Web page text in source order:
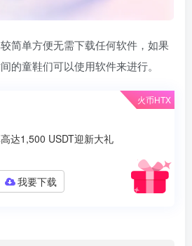
简单方便无需下载任何软件，如果
的童鞋们可以使用软件来进行。
火币HTX
达1,500 USDT迎新大礼
我要下载